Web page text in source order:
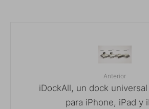
Anterior
iDockAll, un dock
para iPhone, iPad y